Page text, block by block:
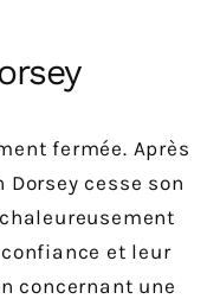
fermée. Après
cesse son
et leur
concernant une